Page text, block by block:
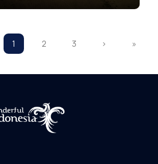
1 2 3 › »